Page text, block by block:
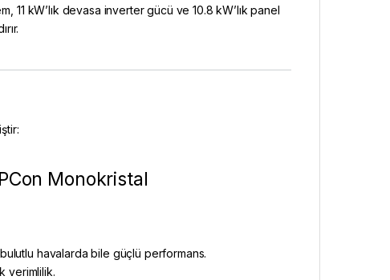
kW’lık devasa inverter gücü ve 10.8 kW’lık panel
Monokristal
havalarda bile güçlü performans.
verimlilik.